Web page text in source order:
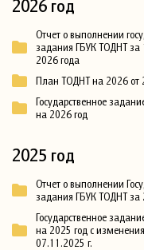
2026 год
Отчет о выполнении
задания ГБУК ТОДНТ за
2026 года
План ТОДНТ на 2026 от
Государственное
на 2026 год
2025 год
Отчет о выполнении
задания ГБУК ТОДНТ за
Государственное
на 2025 год с
07.11.2025 г.